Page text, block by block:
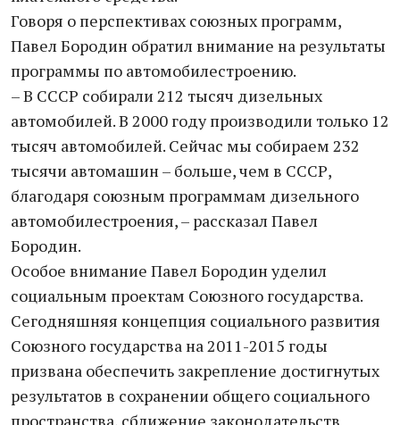
Говоря о перспективах союзных программ,
Павел Бородин обратил внимание на результаты
программы по автомобилестроению.
– В СССР собирали 212 тысяч дизельных
автомобилей. В 2000 году производили только 12
тысяч автомобилей. Сейчас мы собираем 232
тысячи автомашин – больше, чем в СССР,
благодаря союзным программам дизельного
автомобилестроения, – рассказал Павел
Бородин.
Особое внимание Павел Бородин уделил
социальным проектам Союзного государства.
Сегодняшняя концепция социального развития
Союзного государства на 2011-2015 годы
призвана обеспечить закрепление достигнутых
результатов в сохранении общего социального
пространства, сближение законодательств